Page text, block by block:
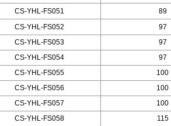
CS-YHL-FS051
89
CS-YHL-FS052
97
CS-YHL-FS053
97
CS-YHL-FS054
97
CS-YHL-FS055
100
CS-YHL-FS056
100
CS-YHL-FS057
100
CS-YHL-FS058
115